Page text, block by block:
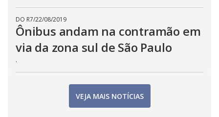
DO R7/22/08/2019
Ônibus andam na contramão em
via da zona sul de São Paulo
.
VEJA MAIS NOTÍCIAS